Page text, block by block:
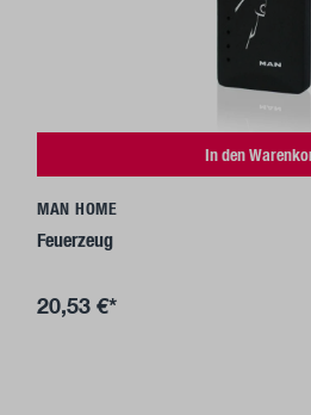
In den
MAN HOME
Feuerzeug
20,53 €*